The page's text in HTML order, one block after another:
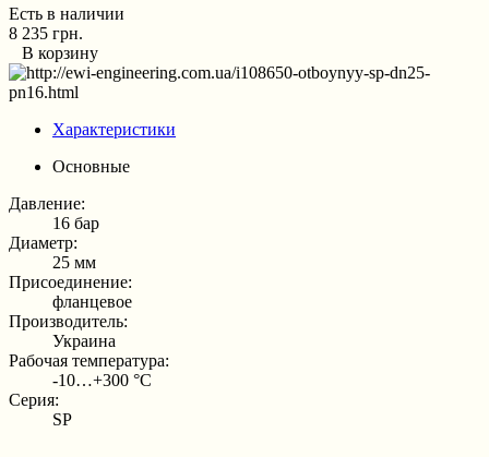
Есть в наличии
8 235 грн.
В корзину
Характеристики
Основные
Давление:
16 бар
Диаметр:
25 мм
Присоединение:
фланцевое
Производитель:
Украина
Рабочая температура:
-10…+300 °С
Серия:
SP